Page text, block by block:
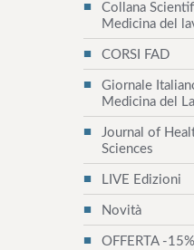
n
Collana
Medicina del
CORSI FAD
Giornale
Medicina del
Journal of
Sciences
LIVE Edizioni
Novità
OFFERTA -15%